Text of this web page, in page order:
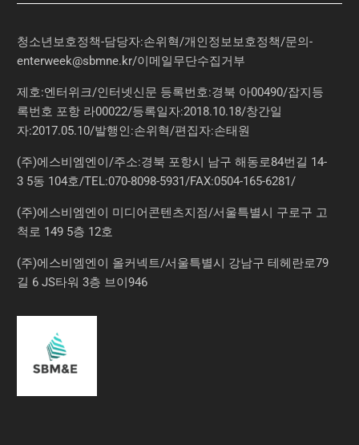
청소년보호정책-담당자:손위혁/개인정보보호정책/문의-
enterweek@sbmne.kr/이메일무단수집거부
제호:엔터위크/인터넷신문 등록번호:경북 아00490/잡지등
록번호 포항 라00022/등록일자:2018.10.18/창간일
자:2017.05.10/발행인:손위혁/편집자:손태원
(주)에스비엠엔이/주소:경북 포항시 남구 해동로84번길 14-
3 5동 104호/TEL:070-8098-5931/FAX:0504-165-6281/
(주)에스비엠엔이 미디어콘텐츠지점/서울특별시 구로구 고
척로 149 5층 12호
(주)에스비엠엔이 올커넥트/서울특별시 강남구 테헤란로79
길 6 JS타워 3층 브이946